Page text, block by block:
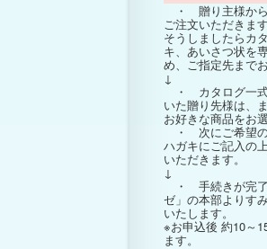
・ 贈り主様から
ご注文いただきます
そうしましたらカ
キ、あいさつ状を
め、ご指定先まで
↓
・ カタログ一式
いた贈り先様は、
お好きな商品をお
・ 次にご希望の
ハガキにご記入の
いただきます。
↓
・ 手続きが完了
ゼ」の本部よりす
いたします。
※お申込後 約10～
ます。